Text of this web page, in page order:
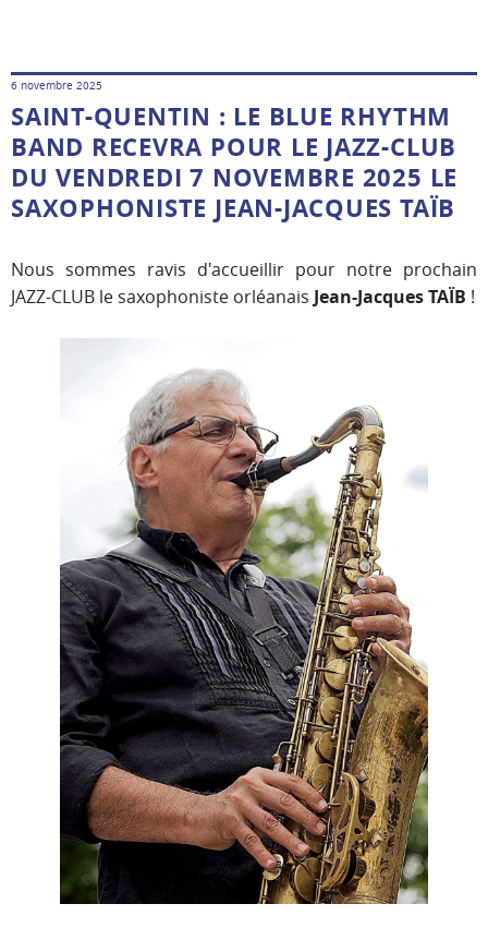
6 novembre 2025
SAINT-QUENTIN : LE BLUE RHYTHM
BAND RECEVRA POUR LE JAZZ-CLUB
DU VENDREDI 7 NOVEMBRE 2025 LE
SAXOPHONISTE JEAN-JACQUES TAÏB
Nous sommes ravis d'accueillir pour notre prochain
JAZZ-CLUB le saxophoniste orléanais Jean-Jacques TAÏB !